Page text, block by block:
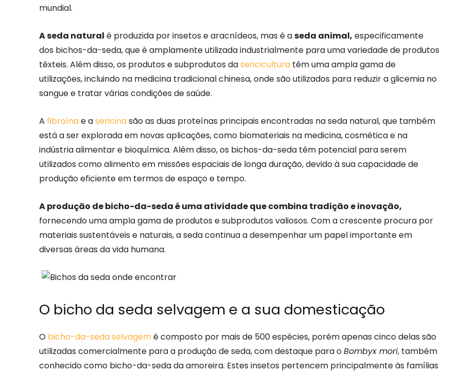
mundial.
A seda natural é produzida por insetos e aracnídeos, mas é aseda animal, especificamente
dos bichos-da-seda, que é amplamente utilizada industrialmente para uma variedade de produtos
têxteis. Além disso, os produtos e subprodutos dasericicultura têm uma ampla gama de
utilizações, incluindo na medicina tradicional chinesa, onde são utilizados para reduzir a glicemia no
sangue e tratar várias condições de saúde.
A fibroínae asericinasão as duas proteínas principais encontradas na seda natural, que também
está a ser explorada em novas aplicações, como biomateriais na medicina, cosmética e na
indústria alimentar e bioquímica. Além disso, os bichos-da-seda têm potencial para serem
utilizados como alimento em missões espaciais de longa duração, devido à sua capacidade de
produção eficiente em termos de espaço e tempo.
A produção de bicho-da-seda é uma atividade que combina tradição e inovação,
fornecendo uma ampla gama de produtos e subprodutos valiosos. Com a crescente procura por
materiais sustentáveis e naturais, a seda continua a desempenhar um papel importante em
diversas áreas da vida humana.
O bicho da seda selvagem e a sua domesticação
O bicho-da-seda selvagemé composto por mais de 500 espécies, porém apenas cinco delas são
utilizadas comercialmente para a produção de seda, com destaque para oBombyx mori, também
conhecido como bicho-da-seda da amoreira. Estes insetos pertencem principalmente às famílias